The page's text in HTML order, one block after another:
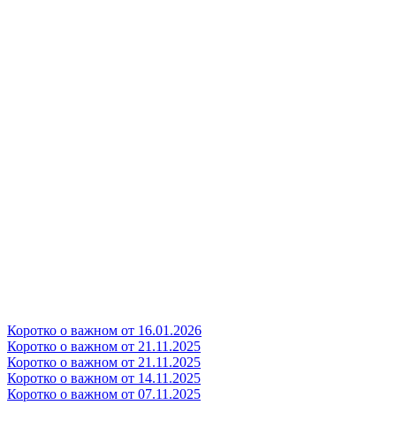
Коротко о важном от 16.01.2026
Коротко о важном от 21.11.2025
Коротко о важном от 21.11.2025
Коротко о важном от 14.11.2025
Коротко о важном от 07.11.2025